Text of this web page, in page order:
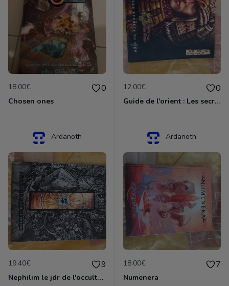
18.00€ 0
Chosen ones
12.00€ 0
Guide de l'orient : Les secrets du lion
Ardanoth
19.40€ 9
Nephilim le jdr de l'occulte contemporaine
Ardanoth
18.00€ 7
Numenera